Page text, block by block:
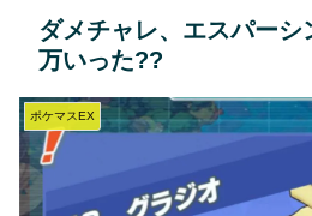
ダメチャレ、エスパーシ
万いった??
ポケマスEX